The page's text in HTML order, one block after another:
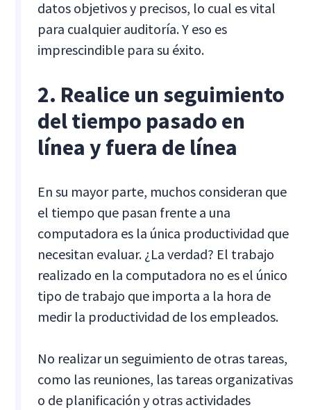
datos objetivos y precisos, lo cual es vital
para cualquier auditoría. Y eso es
imprescindible para su éxito.
2. Realice un seguimiento
del tiempo pasado en
línea y fuera de línea
En su mayor parte, muchos consideran que
el tiempo que pasan frente a una
computadora es la única productividad que
necesitan evaluar. ¿La verdad? El trabajo
realizado en la computadora no es el único
tipo de trabajo que importa a la hora de
medir la productividad de los empleados.
No realizar un seguimiento de otras tareas,
como las reuniones, las tareas organizativas
o de planificación y otras actividades